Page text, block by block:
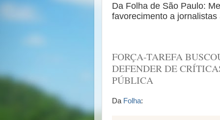
Da Folha de São Paulo:
favorecimento a
FORÇA-TAREFA
DEFENDER DE
PÚBLICA
Da Folha: